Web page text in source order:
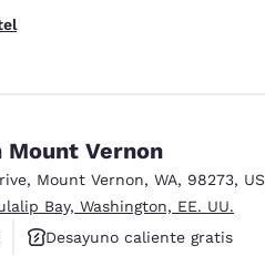
Mount Vernon
, Mount Vernon, WA, 98273, US
Bay, Washington, EE. UU.
Desayuno caliente gratis